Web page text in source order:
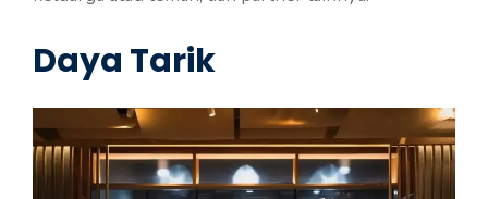
Daya Tarik